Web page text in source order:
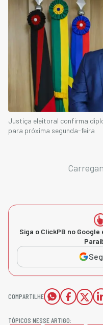
Justiça eleitoral confirma
para próxima segunda-feira
Siga o ClickPB no
COMPARTILHE
TÓPICOS NESSE ARTIGO: